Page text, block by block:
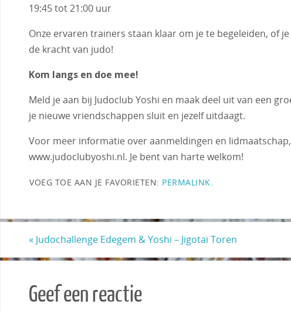
19:45 tot 21:00 uur
Onze ervaren trainers staan klaar om je te begeleiden, of
de kracht van judo!
Kom langs en doe mee!
Meld je aan bij Judoclub Yoshi en maak deel uit van een
je nieuwe vriendschappen sluit en jezelf uitdaagt.
Voor meer informatie over aanmeldingen en
www.judoclubyoshi.nl. Je bent van harte welkom!
VOEG TOE AAN JE FAVORIETEN: PERMALINK.
« Judochallenge Edegem & Yoshi – Jigotai Toren
Geef een reactie